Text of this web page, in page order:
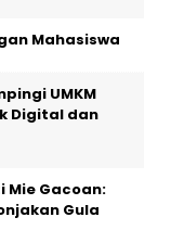
Mahasiswa
UMKM
Digital dan
Mie Gacoan:
Gula